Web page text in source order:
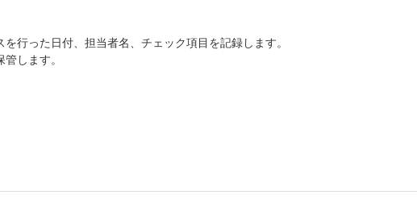
行った日付、担当者名、チェック項目を記録します。
します。